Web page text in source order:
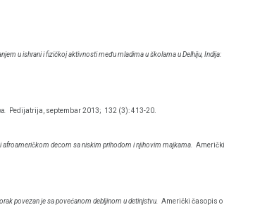
u ishrani i fizičkoj aktivnosti među mladima u školama u Delhiju, Indija:
Pedijatrija, septembar 2013; 132 (3): 413-20.
afroameričkom decom sa niskim prihodom i njihovim majkama. Američki
povezan je sa povećanom debljinom u detinjstvu. Američki časopis o